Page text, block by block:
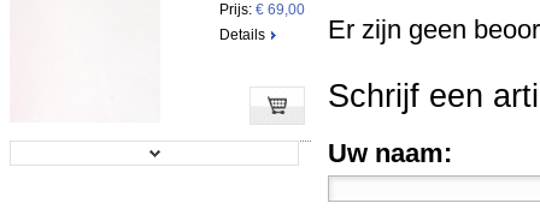
Prijs: € 69,00
Details
Bresser BR-I574 Achtergrond met ...
Er zijn geen
Schrijf een
Uw naam: